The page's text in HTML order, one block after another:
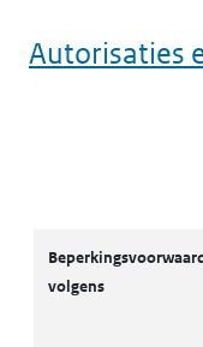
Autorisaties
volgens